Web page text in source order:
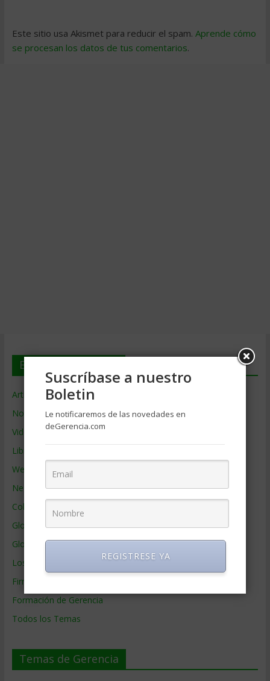
Este sitio usa Akismet para reducir el spam. Aprende cómo
se procesan los datos de tus comentarios.
En deGerencia.com
Artículos de Gerencia
Noticias de Gerencia
Videos de Gerencia
Libros de Gerencia
Webs de Gerencia
Negocios por País
Colaboradores de Gerencia
Glosario
Glosario Inglés – Español
Los mejores MBA
Firmas de Gerencia
Formación de Gerencia
Todos los Temas
Temas de Gerencia
Suscríbase a nuestro
Boletin
Le notificaremos de las novedades en
deGerencia.com
REGISTRESE YA